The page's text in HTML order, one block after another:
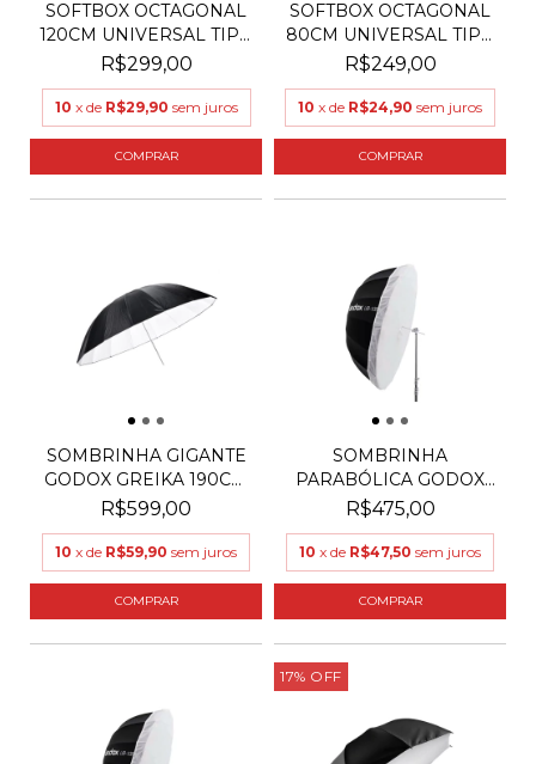
SOFTBOX OCTAGONAL
120CM UNIVERSAL TIPO
S...
R$299,00
10 x de R$29,90 sem juros
SOFTBOX OCTAGONAL
80CM UNIVERSAL TIPO
SO...
R$249,00
10 x de R$24,90 sem juros
SOMBRINHA GIGANTE
GODOX GREIKA 190CM
BW1...
R$599,00
10 x de R$59,90 sem juros
SOMBRINHA
PARABÓLICA GODOX
GREIKA UB-130...
R$475,00
10 x de R$47,50 sem juros
17% OFF